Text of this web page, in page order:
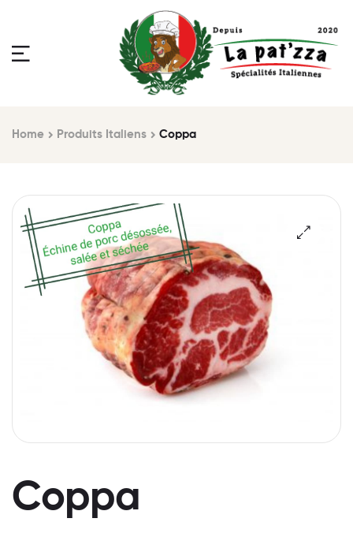
Home Produits Italiens Coppa
Coppa